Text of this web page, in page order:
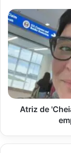
Atriz
de
'Cheias
de
Charme'
desabafa
após
pedir
emprego
humilde:
Atriz de